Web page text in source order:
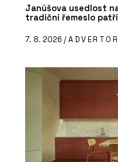
Janúšova usedlost
tradiční řemeslo
7. 8. 2026 /